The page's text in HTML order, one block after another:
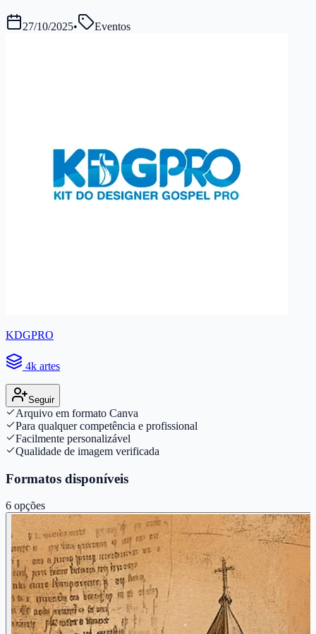
27/10/2025• Eventos
KDGPRO
4k artes
Seguir
Arquivo em formato Canva
Para qualquer competência e profissional
Facilmente personalizável
Qualidade de imagem verificada
Formatos disponíveis
6 opções